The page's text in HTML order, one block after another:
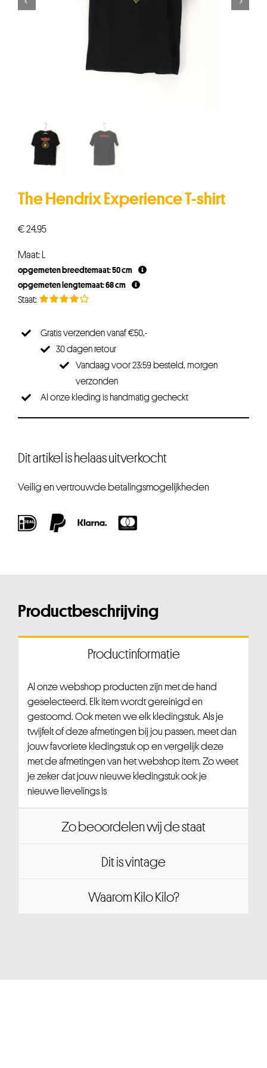
The Hendrix Experience T-shirt
€24,95
Maat: L
opgemeten breedtemaat: 50 cm
opgemeten lengtemaat: 68 cm
Gratis verzenden vanaf €50,-
30 dagen retour
Vandaag voor 23:59 besteld, morgen
verzonden
Al onze kleding is handmatig gecheckt
Dit artikel is helaas uitverkocht
Veilig en vertrouwde betalingsmogelijkheden
Productbeschrijving
Productinformatie
Al onze webshop producten zijn met de hand
geselecteerd. Elk item wordt gereinigd en
gestoomd. Ook meten we elk kledingstuk. Als je
twijfelt of deze afmetingen bij jou passen, meet dan
jouw favoriete kledingstuk op en vergelijk deze
met de afmetingen van het webshop item. Zo weet
je zeker dat jouw nieuwe kledingstuk ook je
nieuwe lievelings is
Zo beoordelen wij de staat
Dit is vintage
Waarom Kilo Kilo?